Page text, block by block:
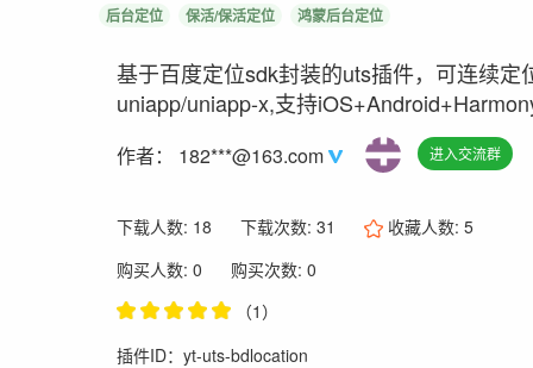
后台定位 保活/保活定位 鸿蒙后台定位
基于百度定位sdk封装的uts插件，可连续
uniapp/uniapp-x,支持
作者： 182***@163.com 进入交流群
下载人数: 18 下载次数: 31 收藏人数:5
购买人数: 0
购买次数: 0
（1）
插件ID：yt-uts-bdlocation